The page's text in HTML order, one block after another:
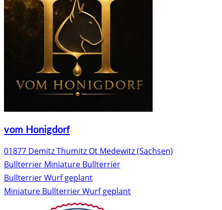
vom Honigdorf
01877 Demitz Thumitz Ot Medewitz (Sachsen)
Bullterrier Miniature Bullterrier
Bullterrier Wurf geplant
Miniature Bullterrier Wurf geplant